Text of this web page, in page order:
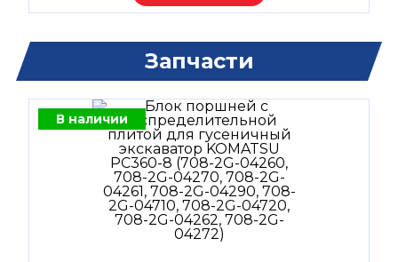
Запчасти
В наличии